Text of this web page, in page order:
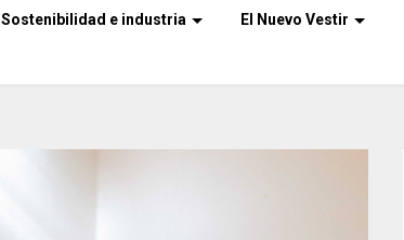
Sostenibilidad e industria El Nuevo Vestir